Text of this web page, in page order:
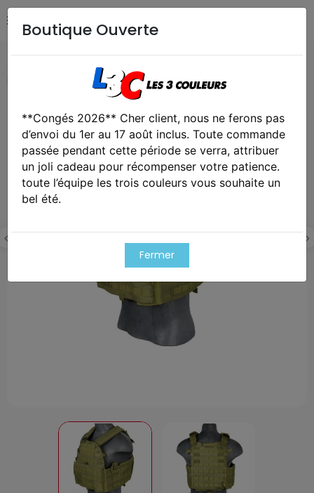
Airsoft / Paintball
Gilet plate carrier 69t4 od 1000d
Exclusivité web !
Boutique Ouverte
**Congés 2026** Cher client, nous ne ferons pas
d’envoi du 1er au 17 août inclus. Toute commande
passée pendant cette période se verra, attribuer
un joli cadeau pour récompenser votre patience.
toute l’équipe les trois couleurs vous souhaite un
bel été.
Fermer